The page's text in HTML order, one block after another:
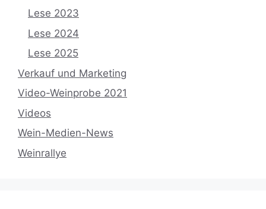
Lese 2023
Lese 2024
Lese 2025
Verkauf und Marketing
Video-Weinprobe 2021
Videos
Wein-Medien-News
Weinrallye